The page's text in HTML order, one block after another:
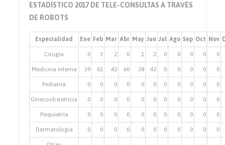
ESTADÍSTICO 2017 DE TELE-CONSULTAS A TRAVÉS
DE ROBOTS
Especialidad Ene Feb Mar Abr May Jun Jul Ago Sep Oct Nov
Cirugía 0 3 2 0 1 2 0 0 0 0 0
Medicina interna 39 61 42 60 38 42 0 0 0 0 0
Pediatría 0 0 0 0 0 0 0 0 0 0 0
Ginecoobstetricia 0 0 0 0 0 0 0 0 0 0 0
Psiquiatría 0 0 0 0 0 0 0 0 0 0 0
Dermatología 0 0 0 0 0 0 0 0 0 0 0